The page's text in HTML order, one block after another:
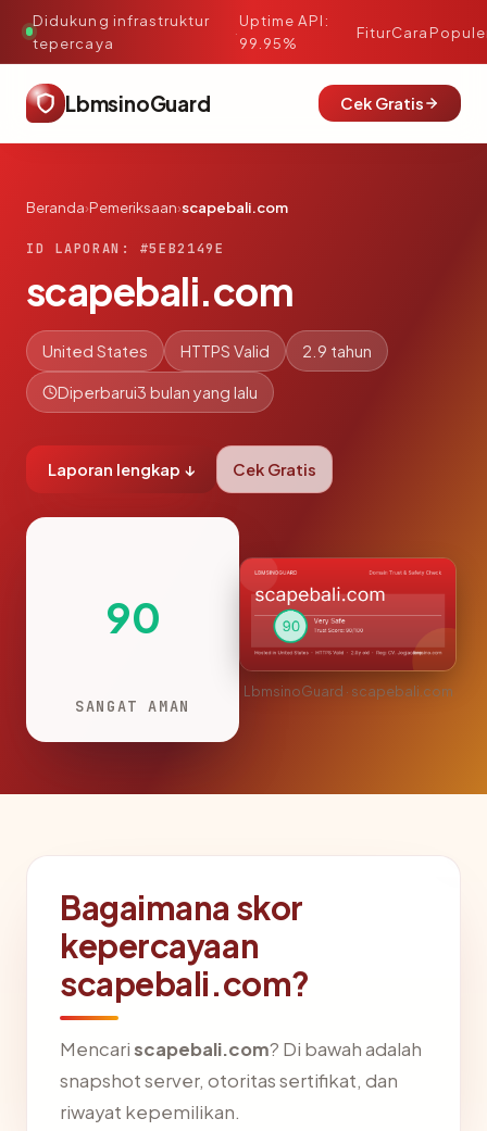
Didukung infrastruktur
tepercaya
·
Uptime API:
99.95%
FiturCara
LbmsinoGuard Cek Gratis
Beranda›Pemeriksaan›scapebali.com
ID LAPORAN: #5EB2149E
scapebali.com
United States HTTPS Valid 2.9 tahun
Diperbarui3 bulan yang lalu
Laporan lengkap ↓ Cek Gratis
90
SANGAT AMAN
LbmsinoGuard · scapebali.com
Bagaimana skor
kepercayaan
scapebali.com?
Mencariscapebali.com? Di bawah adalah
snapshot server, otoritas sertifikat, dan
riwayat kepemilikan.